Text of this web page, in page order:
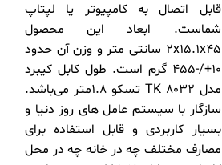
قابل اتصال به کامپیوتر یا لپتاپ
شماست. ابعاد این محصول
2x15.1x45 سانتی متر و وزن آن حدود
10+/-455 گرم است. طول کابل کیبرد
مدل TK 8032 تسکو 1.8متر می‌باشد.
سازگار با سیستم عامل های روز دنیا و
بسیار کاربردی و قابل استفاده برای
مصارف مختلف چه در خانه چه در محل